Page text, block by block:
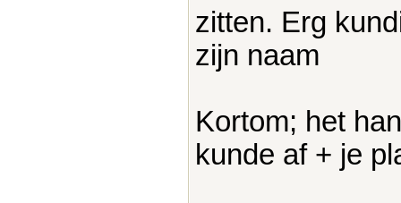
zitten. Erg
zijn naam
Kortom; het
kunde af + je